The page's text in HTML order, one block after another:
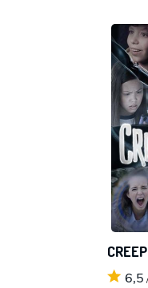
6,5